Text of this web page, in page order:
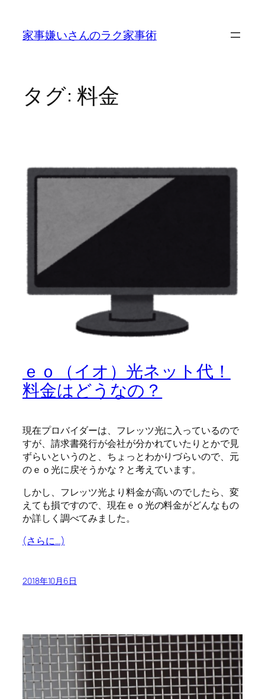
家事嫌いさんのラク家事術
タグ: 料金
ｅｏ（イオ）光ネット代！
料金はどうなの？
現在プロバイダーは、フレッツ光に入っているので
すが、請求書発行が会社が分かれていたりとかで見
ずらいというのと、ちょっとわかりづらいので、元
のｅｏ光に戻そうかな？と考えています。
しかし、フレッツ光より料金が高いのでしたら、変
えても損ですので、現在ｅｏ光の料金がどんなもの
か詳しく調べてみました。
(さらに…)
2018年10月6日